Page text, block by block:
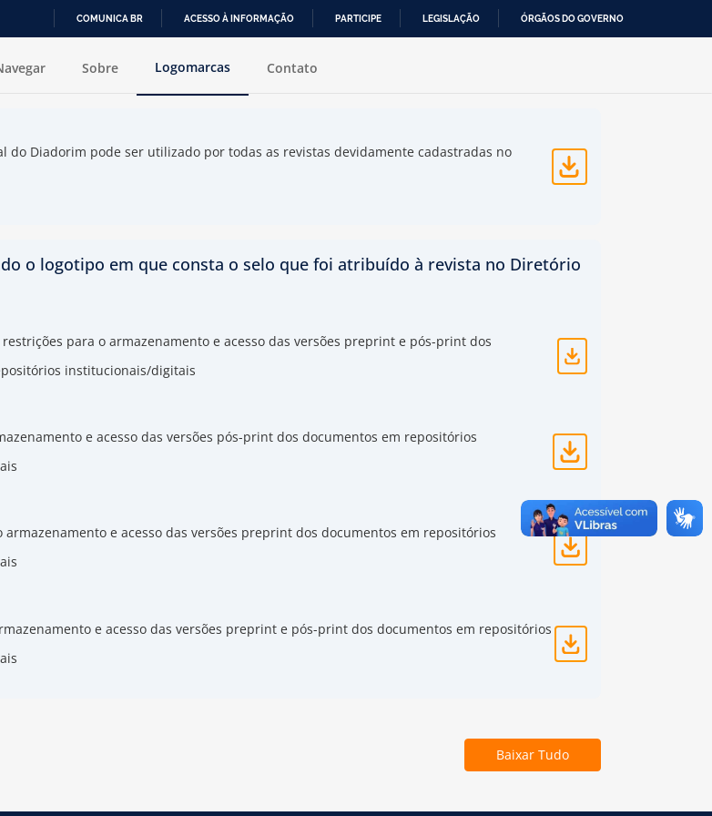
CONTEÚDO
COMUNICA BR ACESSO À INFORMAÇÃO PARTICIPE LEGISLAÇÃO ÓRGÃOS DO GOVERNO
Sobre Logomarcas Contato
do Diadorim pode ser utilizado por todas as revistas devidamente cadastradas no
o logotipo em que consta o selo que foi atribuído à revista no Diretório
para o armazenamento e acesso das versões preprint e pós-print dos
institucionais/digitais
e acesso das versões pós-print dos documentos em repositórios
armazenamento e acesso das versões preprint dos documentos em repositórios
e acesso das versões preprint e pós-print dos documentos em repositórios
Baixar Tudo